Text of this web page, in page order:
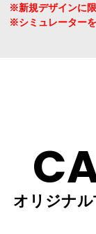
※新規デザインに
※シミュレーター
オリジナ